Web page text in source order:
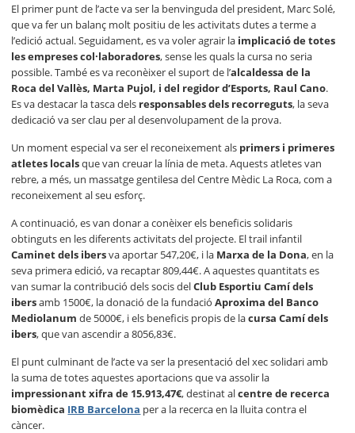
El primer punt de l’acte va ser la benvinguda del president, Marc Solé,
que va fer un balanç molt positiu de les activitats dutes a terme a
l’edició actual. Seguidament, es va voler agrair la implicació de totes
les empreses col·laboradores, sense les quals la cursa no seria
possible. També es va reconèixer el suport de l’alcaldessa de la
Roca del Vallès, Marta Pujol, i del regidor d’Esports, Raul Cano.
Es va destacar la tasca dels responsables dels recorreguts, la seva
dedicació va ser clau per al desenvolupament de la prova.
Un moment especial va ser el reconeixement als primers i primeres
atletes localsque van creuar la línia de meta. Aquests atletes van
rebre, a més, un massatge gentilesa del Centre Mèdic La Roca, com a
reconeixement al seu esforç.
A continuació, es van donar a conèixer els beneficis solidaris
obtinguts en les diferents activitats del projecte. El trail infantil
Caminet dels ibersva aportar 547,20€, i la Marxa de la Dona, en la
seva primera edició, va recaptar 809,44€. A aquestes quantitats es
van sumar la contribució dels socis delClub Esportiu Camí dels
ibersamb 1500€, la donació de la fundacióAproxima del Banco
Mediolanumde 5000€, i els beneficis propis de lacursa Camí dels
ibers, que van ascendir a 8056,83€.
El punt culminant de l’acte va ser la presentació del xec solidari amb
la suma de totes aquestes aportacions que va assolir la
impressionant xifra de 15.913,47€, destinat alcentre de recerca
biomèdica IRB Barcelona per a la recerca en la lluita contra el
càncer.